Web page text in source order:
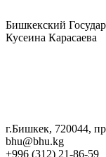
Бишкекский
Кусеина Карасаева
г.Бишкек, 720044,
bhu@bhu.kg
+996 (312) 21-86-59